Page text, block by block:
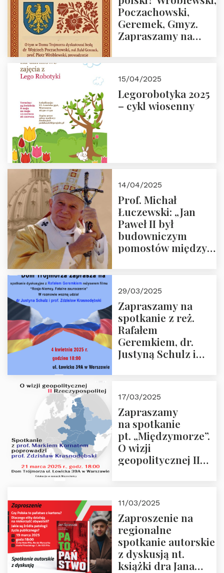
Poczachowski,
Geremek, Gmyz.
Zapraszamy na
Trójmorza.
15/04/2025
Legorobotyka 2025
– cykl wiosenny
14/04/2025
Prof. Michał
Łuczewski: „Jan
Paweł II był
budowniczym
pomostów między
29/03/2025
Zapraszamy na
spotkanie z reż.
Rafałem
Geremkiem, dr.
Justyną Schulz i
“Rosja-Niemcy…”
17/03/2025
Zapraszamy
na spotkanie
pt. „Międzymorze”.
O wizji
geopolitycznej II
i prof.
Krasnodębski
11/03/2025
Zaproszenie na
regionalne
spotkanie autorskie
z dyskusją nt.
książki dra Jana